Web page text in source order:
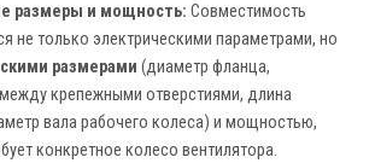
размеры и мощность: Совместимость
не только электрическими параметрами, но
размерами (диаметр фланца,
крепежными отверстиями, длина
вала рабочего колеса) и мощностью,
конкретное колесо вентилятора.